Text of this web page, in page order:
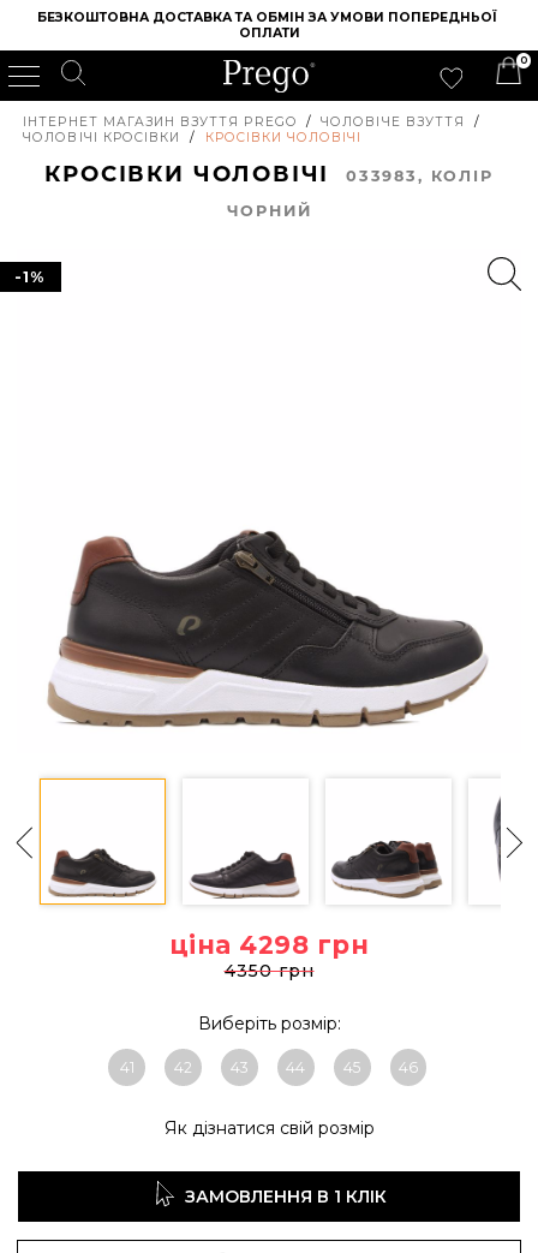
БЕЗКОШТОВНА ДОСТАВКА ТА ОБМІН ЗА УМОВИ ПОПЕРЕДНЬОЇ
ОПЛАТИ
0
ІНТЕРНЕТ МАГАЗИН ВЗУТТЯ PREGO / ЧОЛОВІЧЕ ВЗУТТЯ
/
ЧОЛОВІЧІ КРОСІВКИ
/ КРОСІВКИ ЧОЛОВІЧІ
КРОСІВКИ ЧОЛОВІЧІ
033983, КОЛIР
ЧОРНИЙ
-1%
ціна 4298 грн
4350 грн
Виберіть розмір:
41 42 43 44 45 46
Як дізнатися свій розмір
ЗАМОВЛЕННЯ В 1 КЛІК